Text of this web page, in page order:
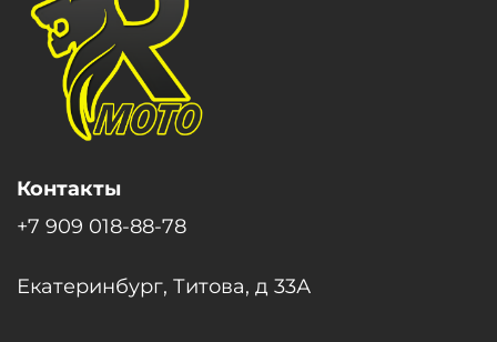
Контакты
+7 909 018-88-78
Екатеринбург, Титова, д 33А